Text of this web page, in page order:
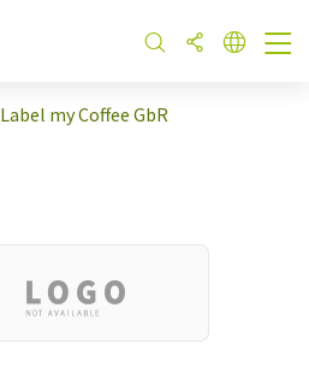
Label my Coffee GbR